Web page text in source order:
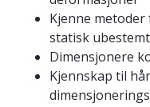
Kjenne
statisk
Dimensjonere
Kjennskap til